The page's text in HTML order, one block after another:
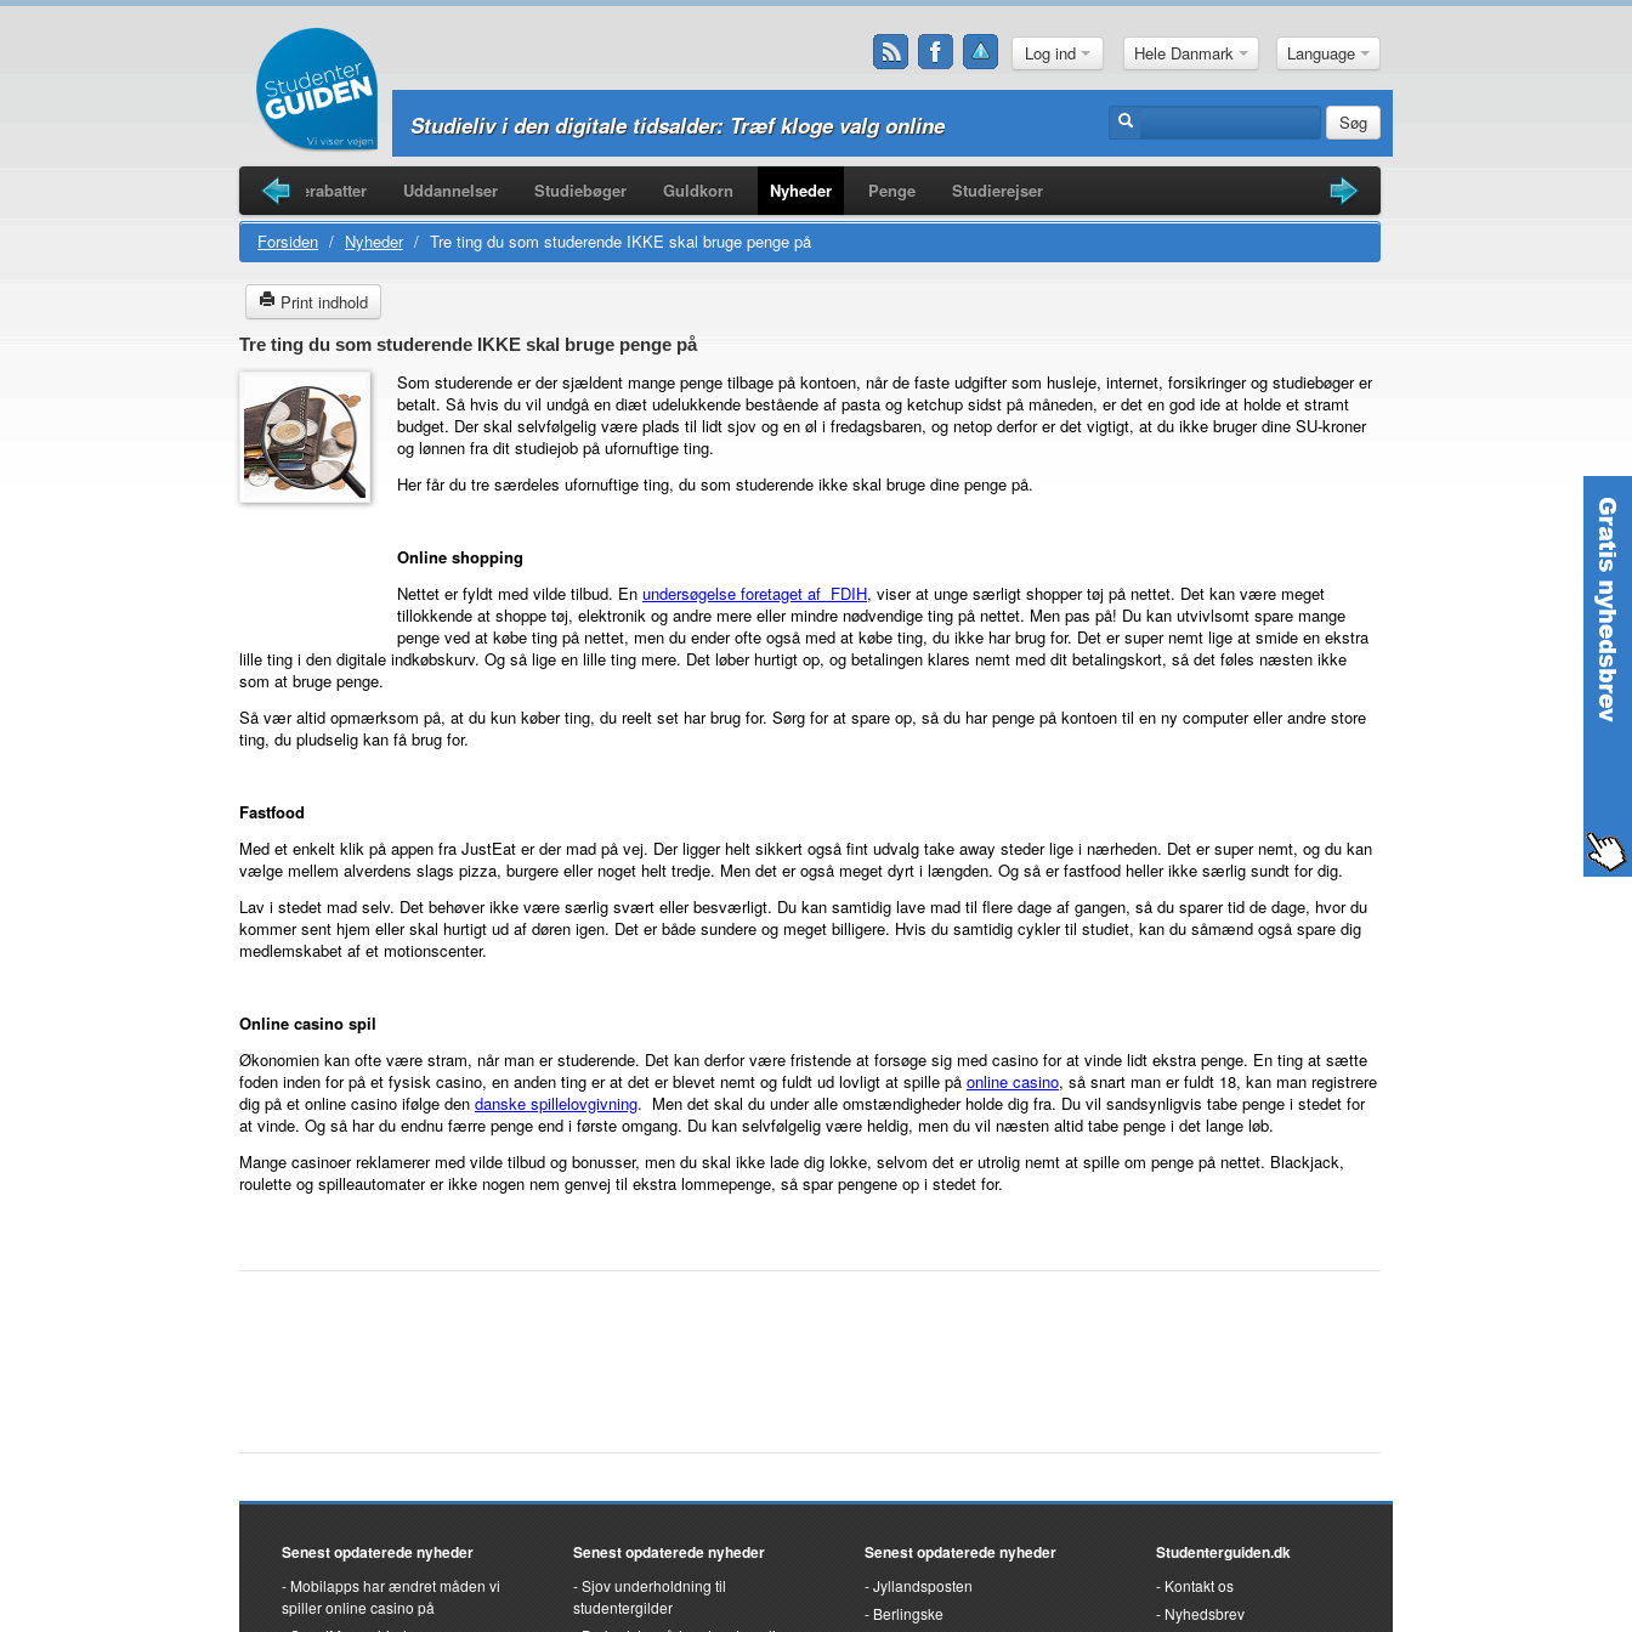
Log ind Hele Danmark Language
Studieliv i den digitale tidsalder: Træf kloge valg online Søg
Studierabatter Uddannelser Studiebøger Guldkorn Nyheder Penge Studierejser
Forsiden / Nyheder / Tre ting du som studerende IKKE skal bruge penge på
Print indhold
Tre ting du som studerende IKKE skal bruge penge på
Som studerende er der sjældent mange penge tilbage på kontoen, når de faste udgifter som husleje, internet, forsikringer og studiebøger er
betalt. Så hvis du vil undgå en diæt udelukkende bestående af pasta og ketchup sidst på måneden, er det en god ide at holde et stramt
budget. Der skal selvfølgelig være plads til lidt sjov og en øl i fredagsbaren, og netop derfor er det vigtigt, at du ikke bruger dine SU-kroner
og lønnen fra dit studiejob på ufornuftige ting.
Her får du tre særdeles ufornuftige ting, du som studerende ikke skal bruge dine penge på.
Online shopping
Nettet er fyldt med vilde tilbud. En undersøgelse foretaget af FDIH, viser at unge særligt shopper tøj på nettet. Det kan være meget
tillokkende at shoppe tøj, elektronik og andre mere eller mindre nødvendige ting på nettet. Men pas på! Du kan utvivlsomt spare mange
penge ved at købe ting på nettet, men du ender ofte også med at købe ting, du ikke har brug for. Det er super nemt lige at smide en ekstra
lille ting i den digitale indkøbskurv. Og så lige en lille ting mere. Det løber hurtigt op, og betalingen klares nemt med dit betalingskort, så det føles næsten ikke
som at bruge penge.
Så vær altid opmærksom på, at du kun køber ting, du reelt set har brug for. Sørg for at spare op, så du har penge på kontoen til en ny computer eller andre store
ting, du pludselig kan få brug for.
Fastfood
Med et enkelt klik på appen fra JustEat er der mad på vej. Der ligger helt sikkert også fint udvalg take away steder lige i nærheden. Det er super nemt, og du kan
vælge mellem alverdens slags pizza, burgere eller noget helt tredje. Men det er også meget dyrt i længden. Og så er fastfood heller ikke særlig sundt for dig.
Lav i stedet mad selv. Det behøver ikke være særlig svært eller besværligt. Du kan samtidig lave mad til flere dage af gangen, så du sparer tid de dage, hvor du
kommer sent hjem eller skal hurtigt ud af døren igen. Det er både sundere og meget billigere. Hvis du samtidig cykler til studiet, kan du såmænd også spare dig
medlemskabet af et motionscenter.
Online casino spil
Økonomien kan ofte være stram, når man er studerende. Det kan derfor være fristende at forsøge sig med casino for at vinde lidt ekstra penge. En ting at sætte
foden inden for på et fysisk casino, en anden ting er at det er blevet nemt og fuldt ud lovligt at spille på online casino, så snart man er fuldt 18, kan man registrere
dig på et online casino ifølge den danske spillelovgivning. Men det skal du under alle omstændigheder holde dig fra. Du vil sandsynligvis tabe penge i stedet for
at vinde. Og så har du endnu færre penge end i første omgang. Du kan selvfølgelig være heldig, men du vil næsten altid tabe penge i det lange løb.
Mange casinoer reklamerer med vilde tilbud og bonusser, men du skal ikke lade dig lokke, selvom det er utrolig nemt at spille om penge på nettet. Blackjack,
roulette og spilleautomater er ikke nogen nem genvej til ekstra lommepenge, så spar pengene op i stedet for.
Senest opdaterede nyheder
Mobilapps har ændret måden vi
spiller online casino på
Senest opdaterede nyheder
Sjov underholdning til
studentergilder
Senest opdaterede nyheder
Jyllandsposten
Berlingske
Studenterguiden.dk
Kontakt os
Nyhedsbrev